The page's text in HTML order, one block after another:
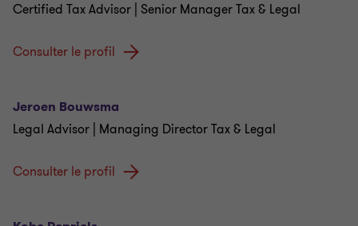
Certified Tax Advisor | Senior Manager Tax & Legal
Consulter le profil
Jeroen Bouwsma
Legal Advisor | Managing Director Tax & Legal
Consulter le profil